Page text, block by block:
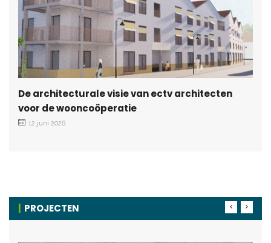
De architecturale visie van ectv architecten
voor de wooncoöperatie
12 juni 2026
PROJECTEN